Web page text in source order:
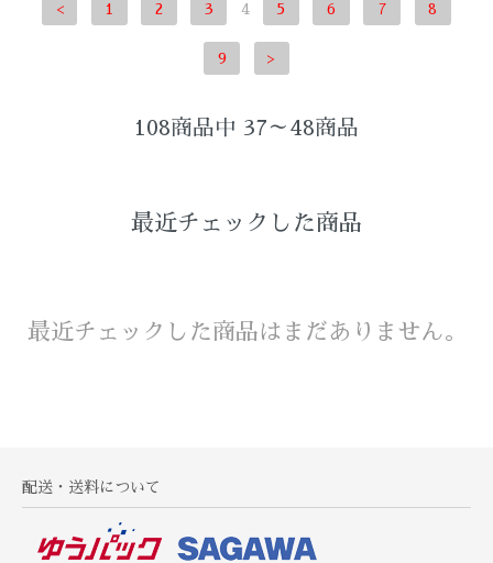
< 1 2 3 4 5 6 7 8
9 >
108商品中 37～48商品
最近チェックした商品
最近チェックした商品はまだありません。
配送・送料について